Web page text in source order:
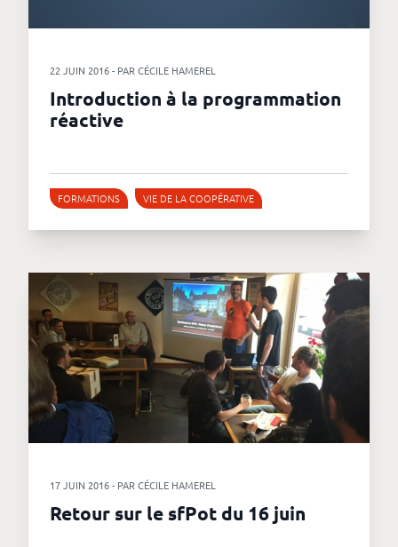
Platform
Conference
blog
22 JUIN 2016 - PAR CÉCILE HAMEREL
Introduction à la programmation
réactive
FORMATIONS VIE DE LA COOPÉRATIVE
17 JUIN 2016 - PAR CÉCILE HAMEREL
Retour sur le sfPot du 16 juin